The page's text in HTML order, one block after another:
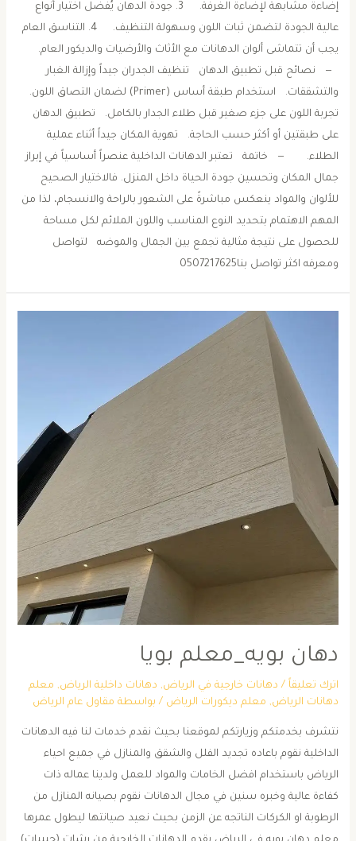
إضاءة مشابهة لإضاءة الغرفة. 3. جودة الدهان يُفضّل اختيار أنواع
عالية الجودة لتضمن ثبات اللون وسهولة التنظيف. 4. التناسق العام
يجب أن تتماشى ألوان الدهانات مع الأثاث والأرضيات والديكور العام.
— نصائح قبل تطبيق الدهان تنظيف الجدران جيداً وإزالة الغبار
والتشققات. استخدام طبقة أساس (Primer) لضمان التصاق اللون.
تجربة اللون على جزء صغير قبل طلاء الجدار بالكامل. تطبيق الدهان
على طبقتين أو أكثر حسب الحاجة. تهوية المكان جيداً أثناء عملية
الطلاء. — خاتمة تعتبر الدهانات الداخلية عنصراً أساسياً في إبراز
جمال المكان وتحسين جودة الحياة داخل المنزل. فالاختيار الصحيح
للألوان والمواد ينعكس مباشرةً على الشعور بالراحة والانسجام، لذا من
المهم الاهتمام بتحديد النوع المناسب واللون الملائم لكل مساحة
للحصول على نتيجة مثالية تجمع بين الجمال والموضه لتواصل
ومعرفه اكثر تواصل بنا0507217625
دهان بويه_معلم بويا
اترك تعليقاً / دهانات خارجية في الرياض, دهانات داخلية الرياض, معلم
دهانات الرياض, معلم ديكورات الرياض / بواسطة مقاول عام الرياض
نتشرف بخدمتكم وزيارتكم لموقعنا بحيث نقدم خدمات لنا فيه الدهانات
الداخلية نقوم باعاده تجديد الفلل والشقق والمنازل في جميع احياء
الرياض باستخدام افضل الخامات والمواد للعمل ولدينا عماله ذات
كفاءة عالية وخبره سنين في مجال الدهانات نقوم بصيانه المنازل من
الرطوبة او الكركات الناتجه عن الزمن بحيث نعيد صيانتها ليطول عمرها